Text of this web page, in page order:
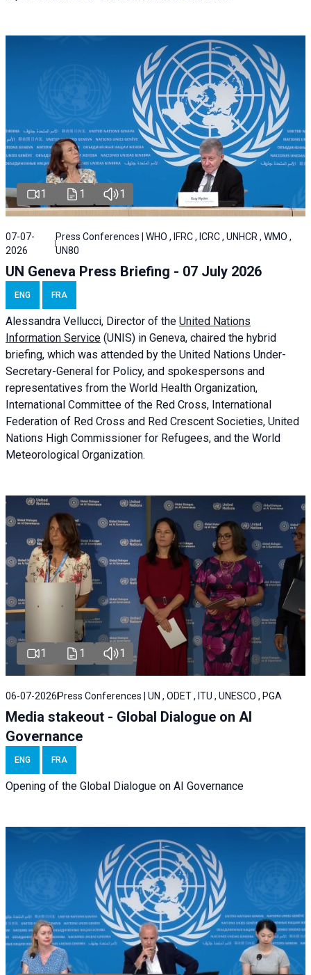
1 1 1
07-07-
2026
Press Conferences | WHO , IFRC , ICRC , UNHCR , WMO ,
UN80
UN Geneva Press Briefing - 07 July 2026
ENG FRA
Alessandra Vellucci, Director of the United Nations
Information Service (UNIS) in Geneva, chaired the hybrid
briefing, which was attended by the United Nations Under-
Secretary-General for Policy, and spokespersons and
representatives from the World Health Organization,
International Committee of the Red Cross, International
Federation of Red Cross and Red Crescent Societies, United
Nations High Commissioner for Refugees, and the World
Meteorological Organization.
1 1 1
06-07-2026 Press Conferences | UN , ODET , ITU , UNESCO , PGA
Media stakeout - Global Dialogue on AI
Governance
ENG FRA
Opening of the Global Dialogue on AI Governance